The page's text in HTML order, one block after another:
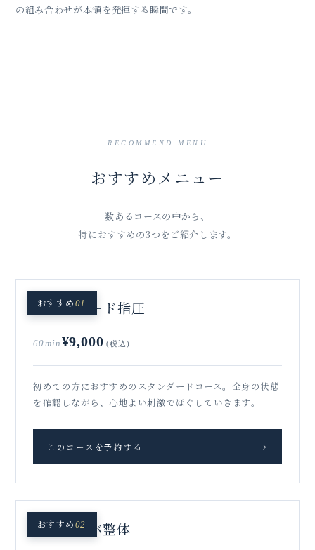
の組み合わせが本領を発揮する瞬間です。
RECOMMEND MENU
おすすめメニュー
数あるコースの中から、
特におすすめの3つをご紹介します。
おすすめ 01
スタンダード指圧
60min ¥9,000 (税込)
初めての方におすすめのスタンダードコース。全身の状態
を確認しながら、心地よい刺激でほぐしていきます。
このコースを予約する →
おすすめ 02
インディバ整体